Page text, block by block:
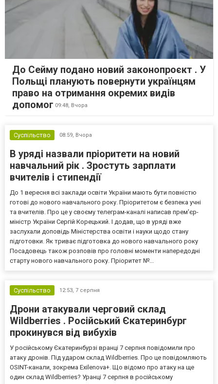
До Сейму подано новий законопроєкт . У
Польщі планують повернути українцям
право на отримання окремих видів
допомог 09:48, Вчора
Суспільство 08:59, Вчора
В уряді назвали пріоритети на новий
навчальний рік . Зростуть зарплати
вчителів і стипендії
До 1 вересня всі заклади освіти України мають бути повністю
готові до нового навчального року. Пріоритетом є безпека учні
та вчителів. Про це у своєму телеграм-каналі написав прем'єр-
міністр України Сергій Корецький. І додав, що в уряді вже
заслухали доповідь Міністерства освіти і науки щодо стану
підготовки. Як триває підготовка до нового навчального року
Посадовець також розповів про головні моменти напередодні
старту нового навчального року. Пріоритет №...
Суспільство 12:53, 7 серпня
Дрони атакували черговий склад
Wildberries . Російський Єкатеринбург
прокинувся від вибухів
У російському Єкатеринбурзі вранці 7 серпня повідомили про
атаку дронів. Під ударом склад Wildberries. Про це повідомляють
OSINT-канали, зокрема Exilenova+. Що відомо про атаку на ще
один склад Wildberries? Уранці 7 серпня в російському